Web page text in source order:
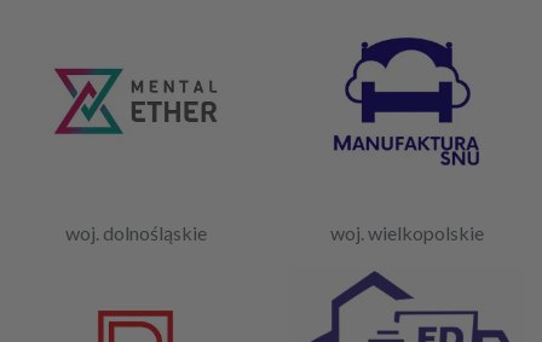
woj. dolnośląskie woj. wielkopolskie